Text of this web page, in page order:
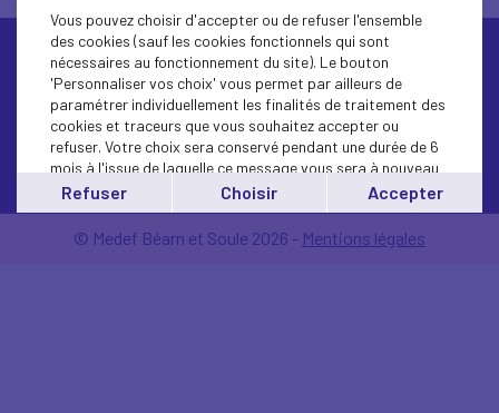
Contactez-nous
© Medef Béarn et Soule 2026 - Mentions légales
Vous pouvez choisir d'accepter ou de refuser l'ensemble
des cookies (sauf les cookies fonctionnels qui sont
nécessaires au fonctionnement du site). Le bouton
'Personnaliser vos choix' vous permet par ailleurs de
paramétrer individuellement les finalités de traitement des
cookies et traceurs que vous souhaitez accepter ou
refuser. Votre choix sera conservé pendant une durée de 6
mois à l'issue de laquelle ce message vous sera à nouveau
affiché..
Vous pouvez modifier votre choix à tout moment en
cliquant sur le lien
'cookies' en bas de page.
Refuser Choisir Accepter